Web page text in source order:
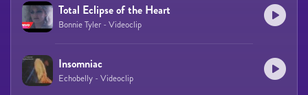
Total Eclipse of the Heart
Bonnie Tyler - Videoclip
Insomniac
Echobelly - Videoclip